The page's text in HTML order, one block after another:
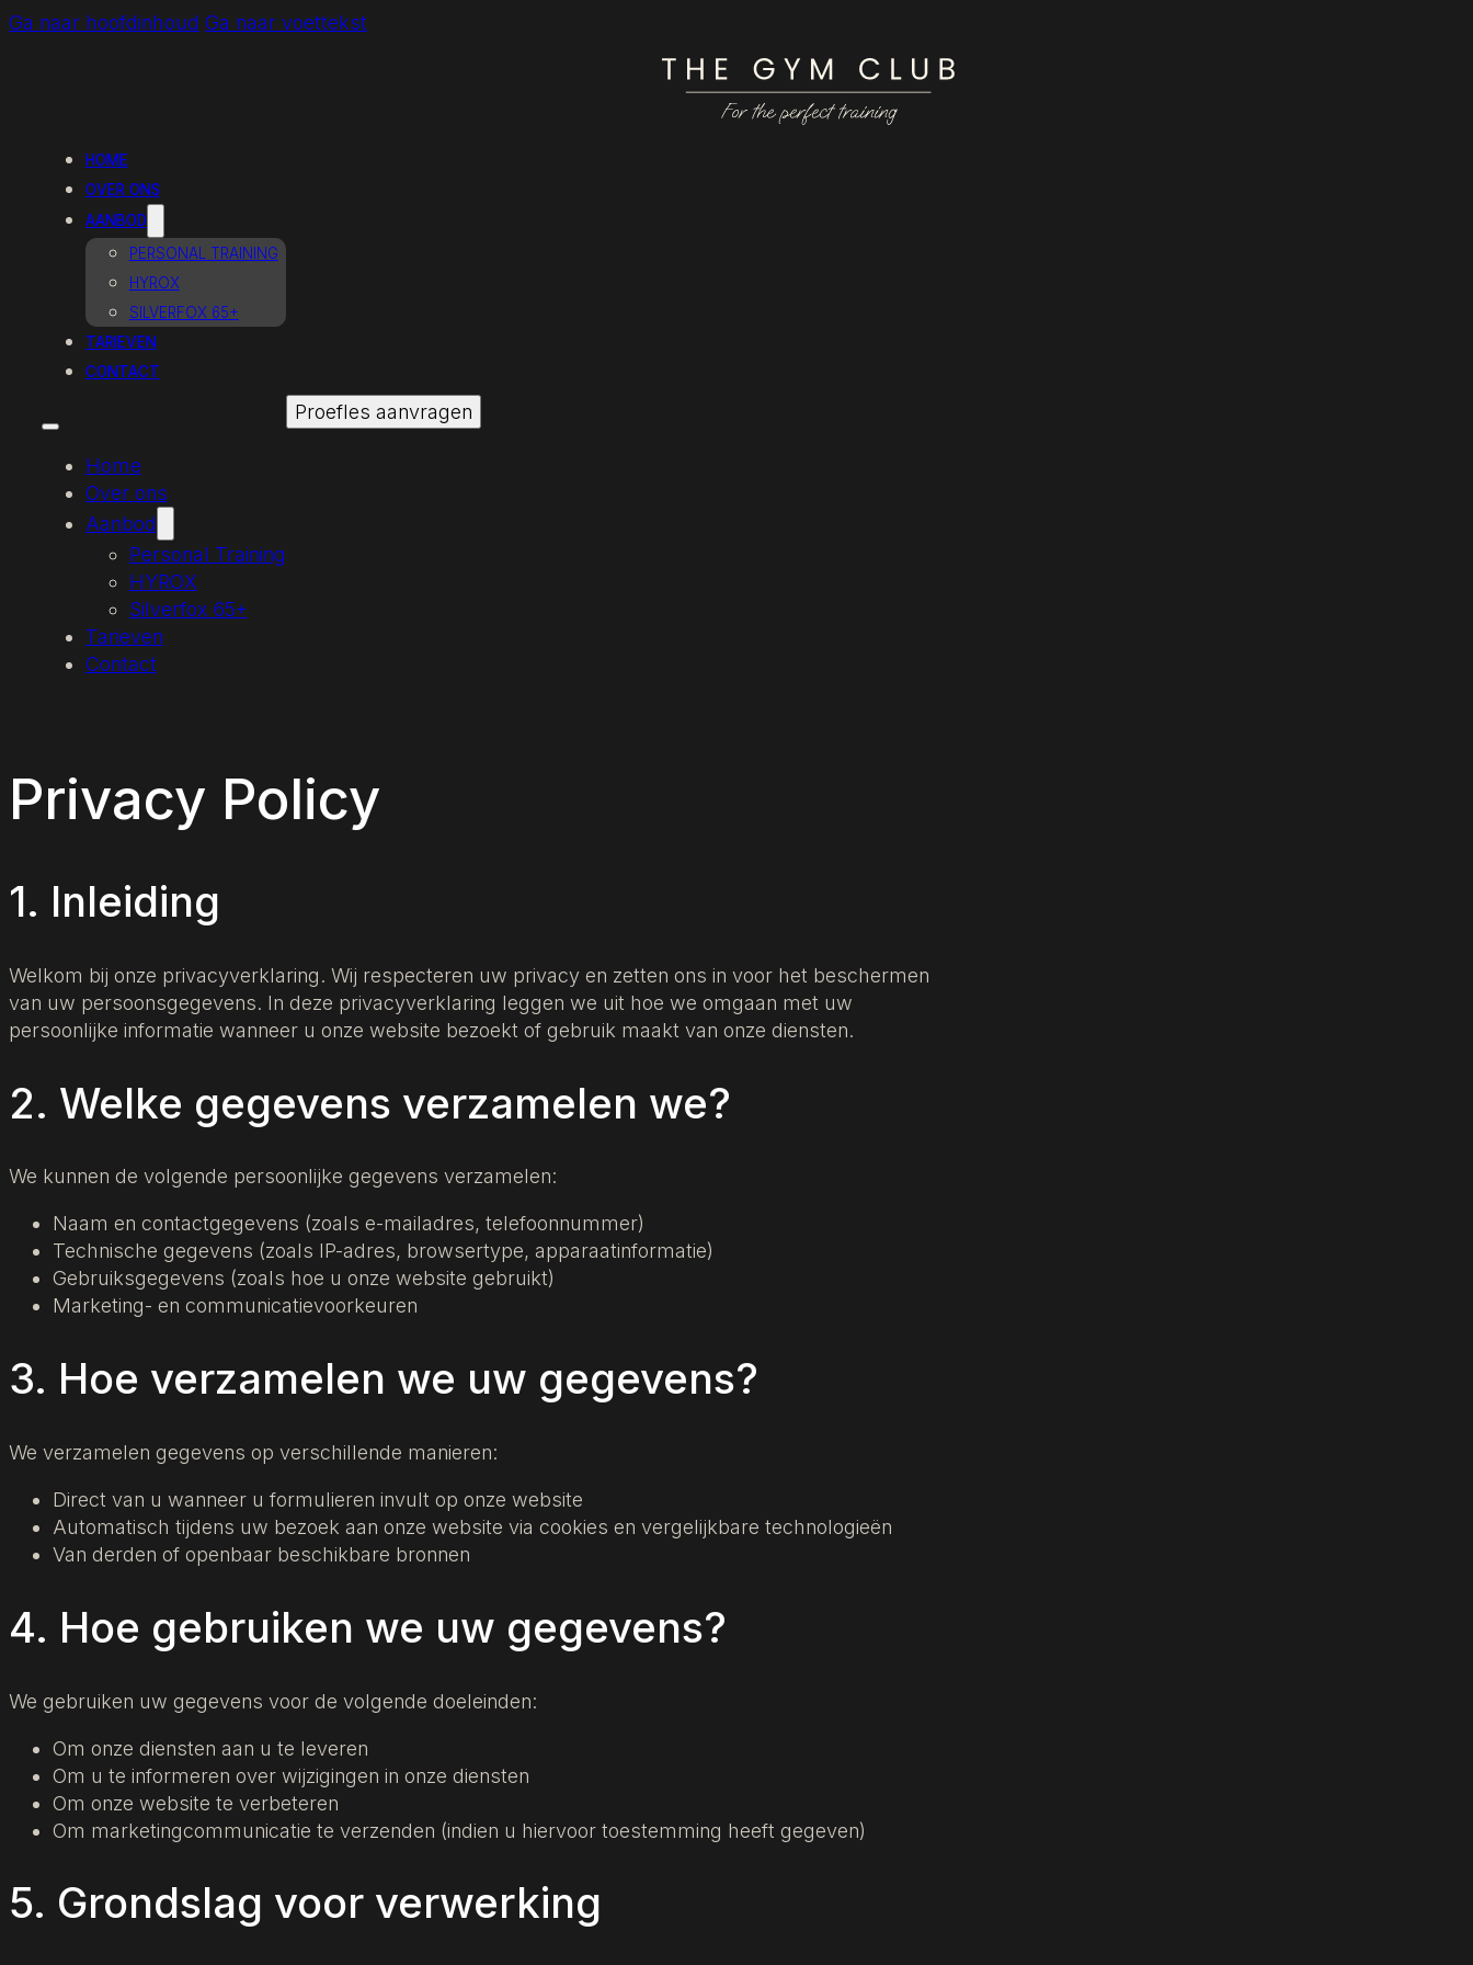
Ga naar hoofdinhoud Ga naar voettekst
HOME
OVER ONS
AANBOD
PERSONAL TRAINING
HYROX
SILVERFOX 65+
TARIEVEN
CONTACT
Home
Over ons
Aanbod
Personal Training
HYROX
Silverfox 65+
Tarieven
Contact
Proefles aanvragen
Privacy Policy
1. Inleiding
Welkom bij onze privacyverklaring. Wij respecteren uw privacy en zetten ons in voor het beschermen
van uw persoonsgegevens. In deze privacyverklaring leggen we uit hoe we omgaan met uw
persoonlijke informatie wanneer u onze website bezoekt of gebruik maakt van onze diensten.
2. Welke gegevens verzamelen we?
We kunnen de volgende persoonlijke gegevens verzamelen:
Naam en contactgegevens (zoals e-mailadres, telefoonnummer)
Technische gegevens (zoals IP-adres, browsertype, apparaatinformatie)
Gebruiksgegevens (zoals hoe u onze website gebruikt)
Marketing- en communicatievoorkeuren
3. Hoe verzamelen we uw gegevens?
We verzamelen gegevens op verschillende manieren:
Direct van u wanneer u formulieren invult op onze website
Automatisch tijdens uw bezoek aan onze website via cookies en vergelijkbare technologieën
Van derden of openbaar beschikbare bronnen
4. Hoe gebruiken we uw gegevens?
We gebruiken uw gegevens voor de volgende doeleinden:
Om onze diensten aan u te leveren
Om u te informeren over wijzigingen in onze diensten
Om onze website te verbeteren
Om marketingcommunicatie te verzenden (indien u hiervoor toestemming heeft gegeven)
5. Grondslag voor verwerking